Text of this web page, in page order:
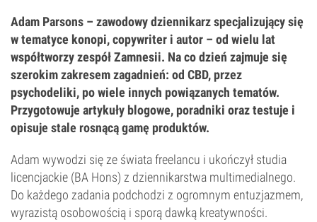
Adam Parsons – zawodowy dziennikarz specjalizujący się
w tematyce konopi, copywriter i autor – od wielu lat
współtworzy zespół Zamnesii. Na co dzień zajmuje się
szerokim zakresem zagadnień: od CBD, przez
psychodeliki, po wiele innych powiązanych tematów.
Przygotowuje artykuły blogowe, poradniki oraz testuje i
opisuje stale rosnącą gamę produktów.
Adam wywodzi się ze świata freelancu i ukończył studia
licencjackie (BA Hons) z dziennikarstwa multimedialnego.
Do każdego zadania podchodzi z ogromnym entuzjazmem,
wyrazistą osobowością i sporą dawką kreatywności.